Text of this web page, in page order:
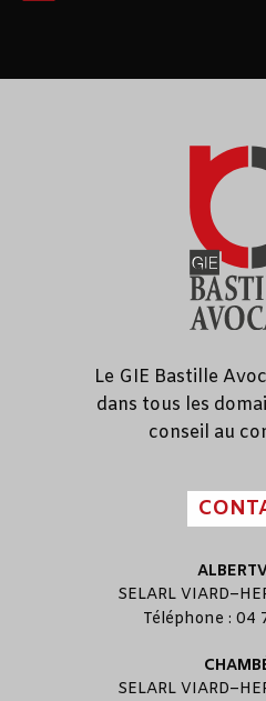
Le GIE Bastille
dans tous les
conseil au
SELARL VIARD–
Téléphone : 04
SELARL VIARD–